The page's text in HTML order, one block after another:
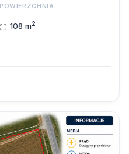
POWIERZCHNIA
108 m2